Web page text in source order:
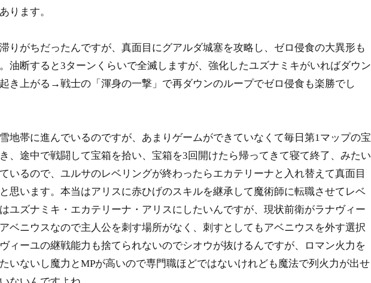
ります。
りがちだったんですが、真面目にグアルダ城塞を攻略し、ゼロ侵食の大異形も
油断すると3ターンくらいで全滅しますが、強化したユズナミキがいればダウン
き上がる→戦士の「渾身の一撃」で再ダウンのループでゼロ侵食も楽勝でし
地帯に進んでいるのですが、あまりゲームができていなくて毎日第1マップの宝
、途中で戦闘して宝箱を拾い、宝箱を3回開けたら帰ってきて寝て終了、みたい
いるので、ユルサのレベリングが終わったらエカテリーナと入れ替えて真面目
思います。本当はアリスに赤ひげのスキルを継承して魔術師に転職させてレベ
ユズナミキ・エカテリーナ・アリスにしたいんですが、現状前衛がラナヴィー
ベニウスなので主人公を刺す場所がなく、刺すとしてもアベニウスを外す選択
ィーユの継戦能力も捨てられないのでシオウが抜けるんですが、ロマン火力を
いないし魔力とMPが高いので専門職ほどではないけれども魔法で列火力が出せ